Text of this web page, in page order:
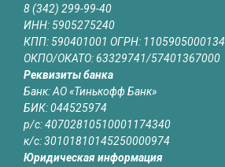
8 (342) 299-99-40
ИНН: 5905275240
КПП: 590401001 ОГРН: 1105905000134
ОКПО/ОКАТО: 63329741/57401367000
Реквизиты банка
Банк: АО «Тинькофф Банк»
БИК: 044525974
р/с: 40702810510001174340
к/с: 30101810145250000974
Юридическая информация